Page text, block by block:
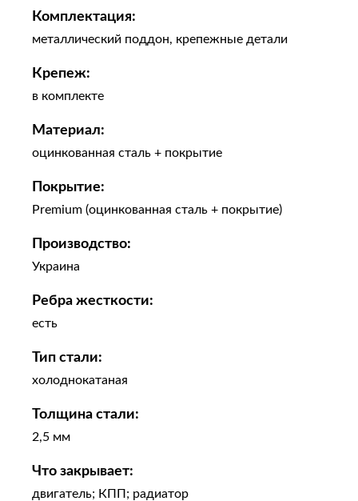
Комплектация:
металлический поддон, крепежные детали
Крепеж:
в комплекте
Материал:
оцинкованная сталь + покрытие
Покрытие:
Premium (оцинкованная сталь + покрытие)
Производство:
Украина
Ребра жесткости:
есть
Тип стали:
холоднокатаная
Толщина стали:
2,5 мм
Что закрывает:
двигатель; КПП; радиатор